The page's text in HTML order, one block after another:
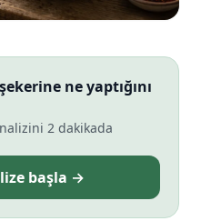
ne yaptığını
2 dakikada
başla →